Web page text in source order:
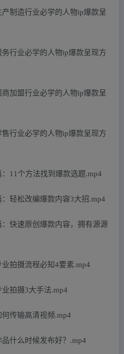
制造行业必学的人物ip爆款呈
行业必学的人物ip爆款呈现方
加盟行业必学的人物ip爆款呈
行业必学的人物ip爆款呈现方
11个方法找到爆款选题.mp4
轻松改编爆款内容3大招.mp4
快速原创爆款内容，拥有源源
拍摄流程必知4要素.mp4
拍摄3大手法.mp4
传输高清视频.mp4
什么时候发布好？.mp4